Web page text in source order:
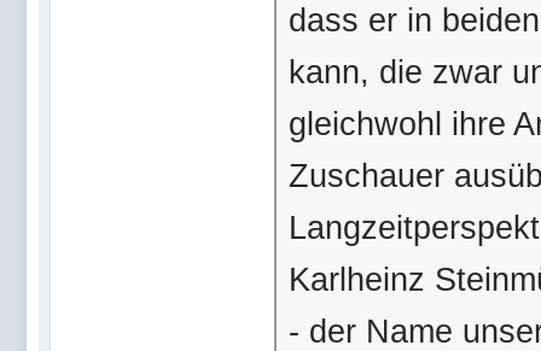
dass er in
kann, die zwar
gleichwohl ihre
Zuschauer
Karlheinz
- der Name